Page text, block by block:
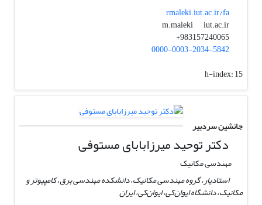
rmaleki.iut.ac.ir/fa
m.maleki
iut.ac.ir
983157240065+
0000-0003-2034-5842
h-index:15
جانشین سردبیر
دکتر توحید میرزابابای مستوفی
مهندسی مکانیک
استادیار، گروه مهندسی مکانیک، دانشکده مهندسی برق، کامپیوتر و
مکانیک، دانشگاه ایوان‌کی، ایوان‌کی، ایران